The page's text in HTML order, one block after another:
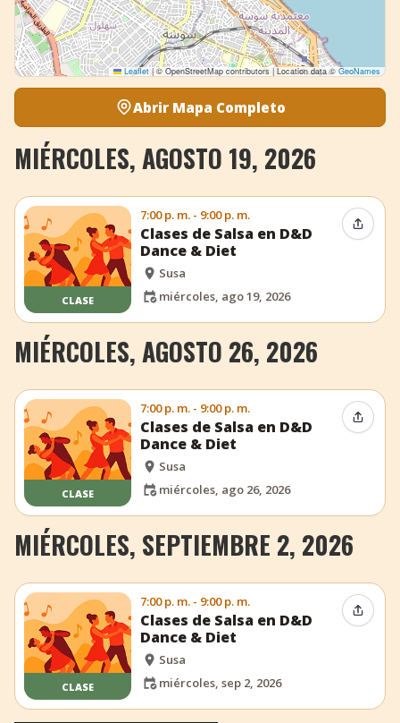
Leaflet |© OpenStreetMap contributors | Location data ©GeoNames
Abrir Mapa Completo
MIÉRCOLES, AGOSTO 19, 2026
CLASE
7:00 p. m. - 9:00 p. m.
Clases de Salsa en D&D
Dance & Diet
Susa
miércoles, ago 19, 2026
MIÉRCOLES, AGOSTO 26, 2026
CLASE
7:00 p. m. - 9:00 p. m.
Clases de Salsa en D&D
Dance & Diet
Susa
miércoles, ago 26, 2026
MIÉRCOLES, SEPTIEMBRE 2, 2026
CLASE
7:00 p. m. - 9:00 p. m.
Clases de Salsa en D&D
Dance & Diet
Susa
miércoles, sep 2, 2026